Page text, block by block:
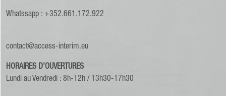
Whatssapp : +352.661.172.922
contact@access-interim.eu
HORAIRES D’OUVERTURES
Lundi au Vendredi : 8h-12h / 13h30-17h30